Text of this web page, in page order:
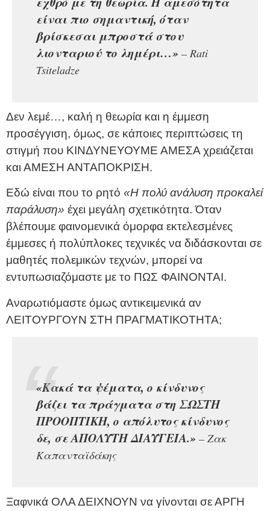
είναι πιο σημαντική, όταν
βρίσκεσαι μπροστά στου
λιονταριού το λημέρι…» – Rati
Tsiteladze
Δεν λεμέ…, καλή η θεωρία και η έμμεση
προσέγγιση, όμως, σε κάποιες περιπτώσεις τη
στιγμή που ΚΙΝΔΥΝΕΥΟΥΜΕ ΑΜΕΣΑ χρειάζεται
και ΑΜΕΣΗ ΑΝΤΑΠΟΚΡΙΣΗ.
Εδώ είναι που το ρητό «Η πολύ ανάλυση προκαλεί
παράλυση» έχει μεγάλη σχετικότητα. Όταν
βλέπουμε φαινομενικά όμορφα εκτελεσμένες
έμμεσες ή πολύπλοκες τεχνικές να διδάσκονται σε
μαθητές πολεμικών τεχνών, μπορεί να
εντυπωσιαζόμαστε με το ΠΩΣ ΦΑΙΝΟΝΤΑΙ.
Αναρωτιόμαστε όμως αντικειμενικά αν
ΛΕΙΤΟΥΡΓΟΥΝ ΣΤΗ ΠΡΑΓΜΑΤΙΚΟΤΗΤΑ;
«Κακά τα ψέματα, ο κίνδυνος
βάζει τα πράγματα στη ΣΩΣΤΗ
ΠΡΟΟΠΤΙΚΗ, ο απόλυτος κίνδυνος
δε, σε ΑΠΟΛΥΤΗ ΔΙΑΥΓΕΙΑ.» – Ζακ
Καπανταϊδάκης
Ξαφνικά ΟΛΑ ΔΕΙΧΝΟΥΝ να γίνονται σε ΑΡΓΗ